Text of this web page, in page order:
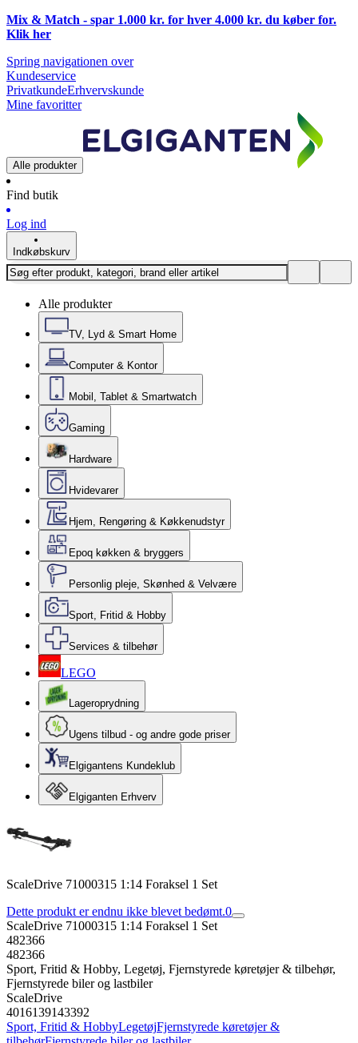
Mix & Match - spar 1.000 kr. for hver 4.000 kr. du køber for.
Klik her
Spring navigationen over
Kundeservice
PrivatkundeErhvervskunde
Mine favoritter
Alle produkter
Find butik
Log ind
Indkøbskurv
Alle produkter
TV, Lyd & Smart Home
Computer & Kontor
Mobil, Tablet & Smartwatch
Gaming
Hardware
Hvidevarer
Hjem, Rengøring & Køkkenudstyr
Epoq køkken & bryggers
Personlig pleje, Skønhed & Velvære
Sport, Fritid & Hobby
Services & tilbehør
LEGO
Lageroprydning
Ugens tilbud - og andre gode priser
Elgigantens Kundeklub
Elgiganten Erhverv
ScaleDrive 71000315 1:14 Foraksel 1 Set
Dette produkt er endnu ikke blevet bedømt.0
ScaleDrive 71000315 1:14 Foraksel 1 Set
482366
482366
Sport, Fritid & Hobby, Legetøj, Fjernstyrede køretøjer & tilbehør,
Fjernstyrede biler og lastbiler
ScaleDrive
4016139143392
Sport, Fritid & HobbyLegetøjFjernstyrede køretøjer &